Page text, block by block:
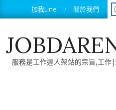
to
加我Line 關於我們
服務是工作達人架站的宗旨,工